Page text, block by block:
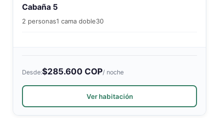
Cabaña 5
2 personas1 cama doble30
Desde:$285.600 COP/ noche
Ver habitación